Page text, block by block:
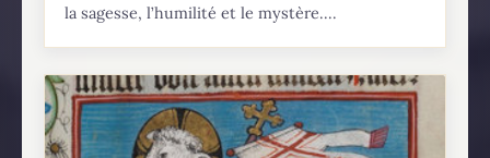
la sagesse, l’humilité et le mystère....